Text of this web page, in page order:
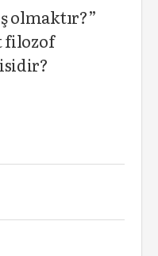
olmaktır?”
filozof